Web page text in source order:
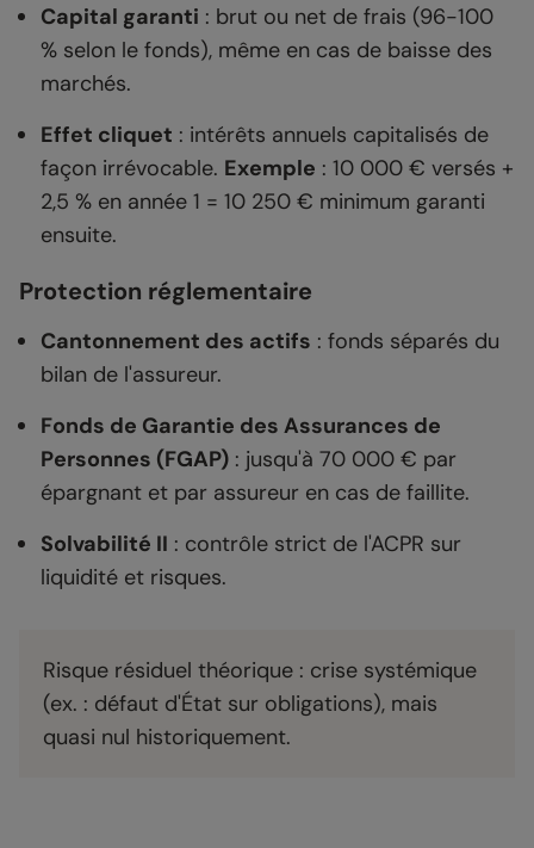
Capital garanti : brut ou net de frais (96-100
% selon le fonds), même en cas de baisse des
marchés.
Effet cliquet : intérêts annuels capitalisés de
façon irrévocable. Exemple : 10 000 € versés +
2,5 % en année 1 = 10 250 € minimum garanti
ensuite.
Protection réglementaire
Cantonnement des actifs : fonds séparés du
bilan de l'assureur.
Fonds de Garantie des Assurances de
Personnes (FGAP) : jusqu'à 70 000 € par
épargnant et par assureur en cas de faillite.
Solvabilité II : contrôle strict de l'ACPR sur
liquidité et risques.
Risque résiduel théorique : crise systémique
(ex. : défaut d'État sur obligations), mais
quasi nul historiquement.